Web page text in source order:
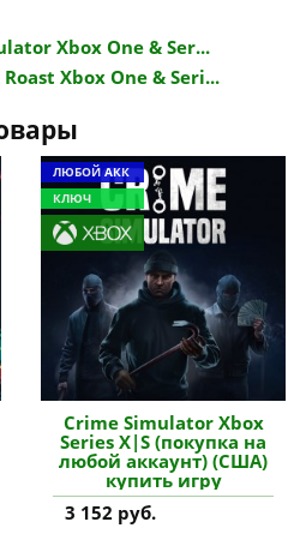
Xbox One & Ser...
Xbox One & Seri...
ЛЮБОЙ АКК
КЛЮЧ
Crime Simulator Xbox
Series X|S (покупка на
любой аккаунт) (США)
купить игру
3 152 руб.